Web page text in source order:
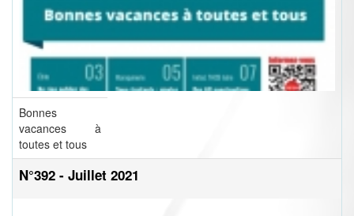
Bonnes
vacances à
toutes et tous
N°392 - Juillet 2021